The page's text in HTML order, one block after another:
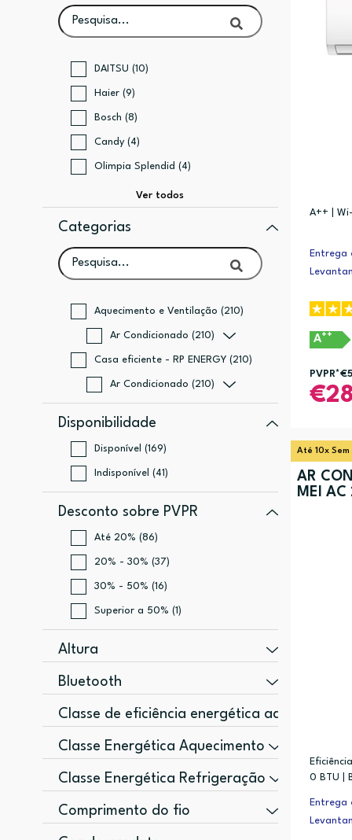
DAITSU (10)
Haier (9)
Bosch (8)
Candy (4)
Olimpia Splendid (4)
Categorias
Aquecimento e Ventilação (210)
Ar Condicionado (210)
Casa eficiente - RP ENERGY (210)
Ar Condicionado (210)
Disponibilidade
Disponível (169)
Indisponível (41)
Desconto sobre PVPR
Até 20% (86)
20% - 30% (37)
30% - 50% (16)
Superior a 50% (1)
Altura
765 mm (3)
66,5 mm (1)
688 mm (1)
70,1 mm (1)
Bluetooth
Não (4)
Classe de eficiência energética
A+ (6)
Classe Energética Aquecimento
A (5)
Não (2)
Classe Energética Refrigeração
A++ (10)
Comprimento do fio
1,5 m (1)
A++ |
Entrega
A++
PVPR*
Até 10x Sem
AR
MEI AC
0 BTU |
Entrega